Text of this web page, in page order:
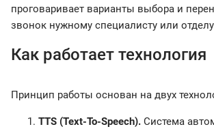
проговаривает варианты выбора и
звонок нужному специалисту или
Как работает технология
Принцип работы основан на двух
TTS (Text-To-Speech). Система